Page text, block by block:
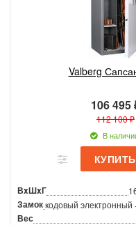
Valberg
106 495
112 100 ₽
В
ВxШxГ
Замоккодовый электронный
Вес